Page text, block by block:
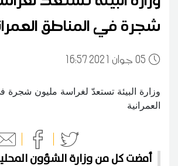
شجرة في المناطق
0516:57 2021 جوان